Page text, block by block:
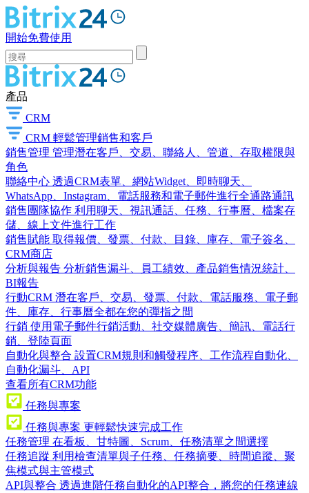
開始免費使用
產品
CRM
CRM 輕鬆管理銷售和客戶
銷售管理 管理潛在客戶、交易、聯絡人、管道、存取權限與
角色
聯絡中心 透過CRM表單、網站Widget、即時聊天、
WhatsApp、Instagram、電話服務和電子郵件進行全通路通訊
銷售團隊協作 利用聊天、視訊通話、任務、行事曆、檔案存
儲、線上文件進行工作
銷售賦能 取得報價、發票、付款、目錄、庫存、電子簽名、
CRM商店
分析與報告 分析銷售漏斗、員工績效、產品銷售情況統計、
BI報告
行動CRM 潛在客戶、交易、發票、付款、電話服務、電子郵
件、庫存、行事曆全都在您的彈指之間
行銷 使用電子郵件行銷活動、社交媒體廣告、簡訊、電話行
銷、登陸頁面
自動化與整合 設置CRM規則和觸發程序、工作流程自動化、
自動化漏斗、API
查看所有CRM功能
任務與專案
任務與專案 更輕鬆快速完成工作
任務管理 在看板、甘特圖、Scrum、任務清單之間選擇
任務追蹤 利用檢查清單與子任務、任務摘要、時間追蹤、聚
焦模式與主管模式
API與整合 透過進階任務自動化的API整合，將您的任務連線